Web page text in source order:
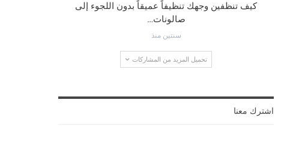
كيف تنظفين وجهك تنظيفاً عميقاً بدون اللجوء إلى
صالونات…
سنتين منذ
تحميل المزيد من المشاركات
اشترك معنا